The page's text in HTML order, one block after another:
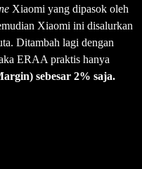
Xiaomi yang dipasok oleh
Xiaomi ini disalurkan
Ditambah lagi dengan
ERAA praktis hanya
sebesar 2% saja.